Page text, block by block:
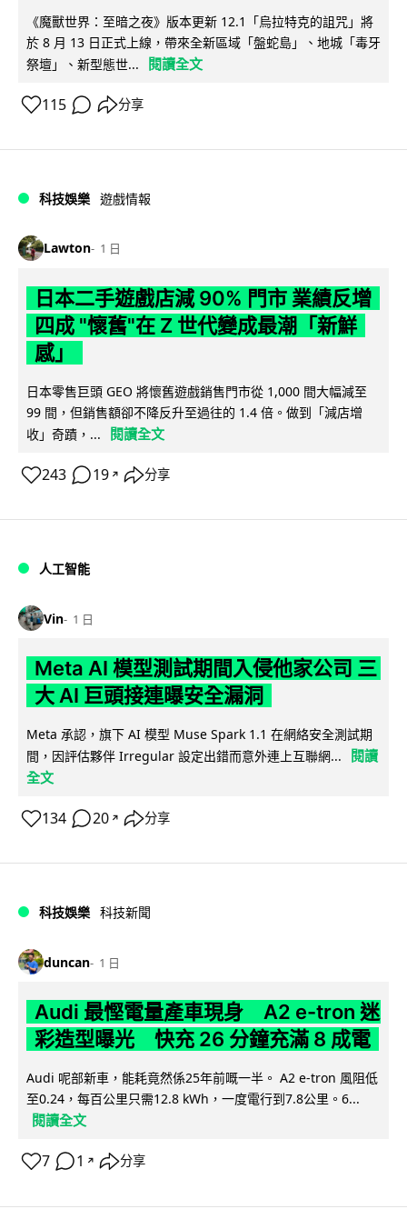
《魔獸世界：至暗之夜》版本更新 12.1「烏拉特克的詛咒」將
於 8 月 13 日正式上線，帶來全新區域「盤蛇島」、地城「毒牙
祭壇」、新型態世...
閱讀全文
115 分享
科技娛樂 遊戲情報
Lawton 1 日
日本二手遊戲店減 90% 門市 業績反增
四成 "懷舊"在 Z 世代變成最潮「新鮮
感」
日本零售巨頭 GEO 將懷舊遊戲銷售門市從 1,000 間大幅減至
99 間，但銷售額卻不降反升至過往的 1.4 倍。做到「減店增
收」奇蹟，...
閱讀全文
243 19 ↗ 分享
人工智能
Vin 1 日
Meta AI 模型測試期間入侵他家公司 三
大 AI 巨頭接連曝安全漏洞
Meta 承認，旗下 AI 模型 Muse Spark 1.1 在網絡安全測試期
間，因評估夥伴 Irregular 設定出錯而意外連上互聯網...
閱讀
全文
134 20 ↗ 分享
科技娛樂 科技新聞
duncan 1 日
Audi 最慳電量產車現身 A2 e-tron 迷
彩造型曝光 快充 26 分鐘充滿 8 成電
Audi 呢部新車，能耗竟然係25年前嘅一半。 A2 e-tron 風阻低
至0.24，每百公里只需12.8 kWh，一度電行到7.8公里。6...
閱讀全文
7 1 ↗ 分享